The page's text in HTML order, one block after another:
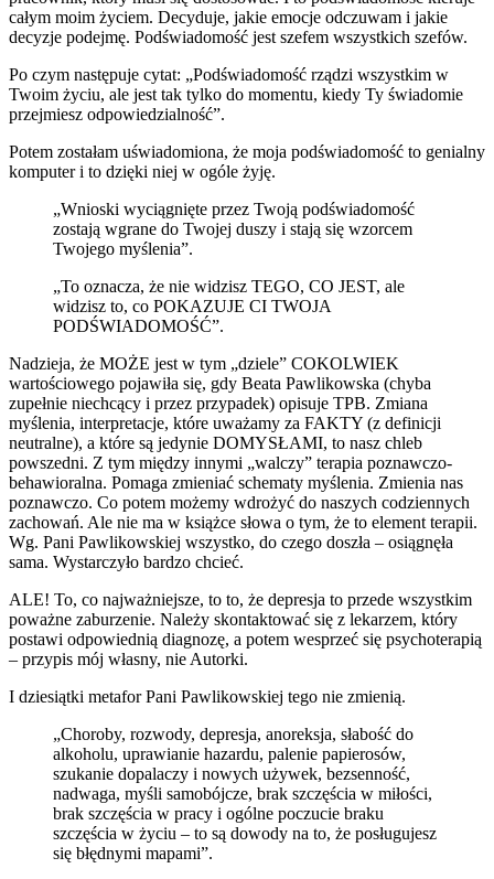
całym moim życiem. Decyduje, jakie emocje odczuwam i jakie
decyzje podejmę. Podświadomość jest szefem wszystkich szefów.
Po czym następuje cytat: „Podświadomość rządzi wszystkim w
Twoim życiu, ale jest tak tylko do momentu, kiedy Ty świadomie
przejmiesz odpowiedzialność”.
Potem zostałam uświadomiona, że moja podświadomość to genialny
komputer i to dzięki niej w ogóle żyję.
„Wnioski wyciągnięte przez Twoją podświadomość
zostają wgrane do Twojej duszy i stają się wzorcem
Twojego myślenia”.
„To oznacza, że nie widzisz TEGO, CO JEST, ale
widzisz to, co POKAZUJE CI TWOJA
PODŚWIADOMOŚĆ”.
Nadzieja, że MOŻE jest w tym „dziele” COKOLWIEK
wartościowego pojawiła się, gdy Beata Pawlikowska (chyba
zupełnie niechcący i przez przypadek) opisuje TPB. Zmiana
myślenia, interpretacje, które uważamy za FAKTY (z definicji
neutralne), a które są jedynie DOMYSŁAMI, to nasz chleb
powszedni. Z tym między innymi „walczy” terapia poznawczo-
behawioralna. Pomaga zmieniać schematy myślenia. Zmienia nas
poznawczo. Co potem możemy wdrożyć do naszych codziennych
zachowań. Ale nie ma w książce słowa o tym, że to element terapii.
Wg. Pani Pawlikowskiej wszystko, do czego doszła – osiągnęła
sama. Wystarczyło bardzo chcieć.
ALE! To, co najważniejsze, to to, że depresja to przede wszystkim
poważne zaburzenie. Należy skontaktować się z lekarzem, który
postawi odpowiednią diagnozę, a potem wesprzeć się psychoterapią
– przypis mój własny, nie Autorki.
I dziesiątki metafor Pani Pawlikowskiej tego nie zmienią.
„Choroby, rozwody, depresja, anoreksja, słabość do
alkoholu, uprawianie hazardu, palenie papierosów,
szukanie dopalaczy i nowych używek, bezsenność,
nadwaga, myśli samobójcze, brak szczęścia w miłości,
brak szczęścia w pracy i ogólne poczucie braku
szczęścia w życiu – to są dowody na to, że posługujesz
się błędnymi mapami”.